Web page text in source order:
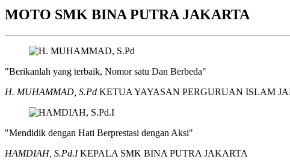
MOTO SMK BINA PUTRA JAKARTA
"Berikanlah yang terbaik, Nomor satu Dan Berbeda"
H. MUHAMMAD, S.Pd KETUA YAYASAN PERGURUAN ISLAM
"Mendidik dengan Hati Berprestasi dengan Aksi"
HAMDIAH, S.Pd.IKEPALA SMK BINA PUTRA JAKARTA